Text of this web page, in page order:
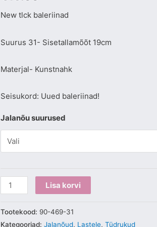
New tlck baleriinad
Suurus 31- Sisetallamõõt 19cm
Materjal- Kunstnahk
Seisukord: Uued baleriinad!
Jalanõu suurused
Lisa korvi
Tootekood: 90-469-31
Kategooriad: Jalanõud, Lastele, Tüdrukud